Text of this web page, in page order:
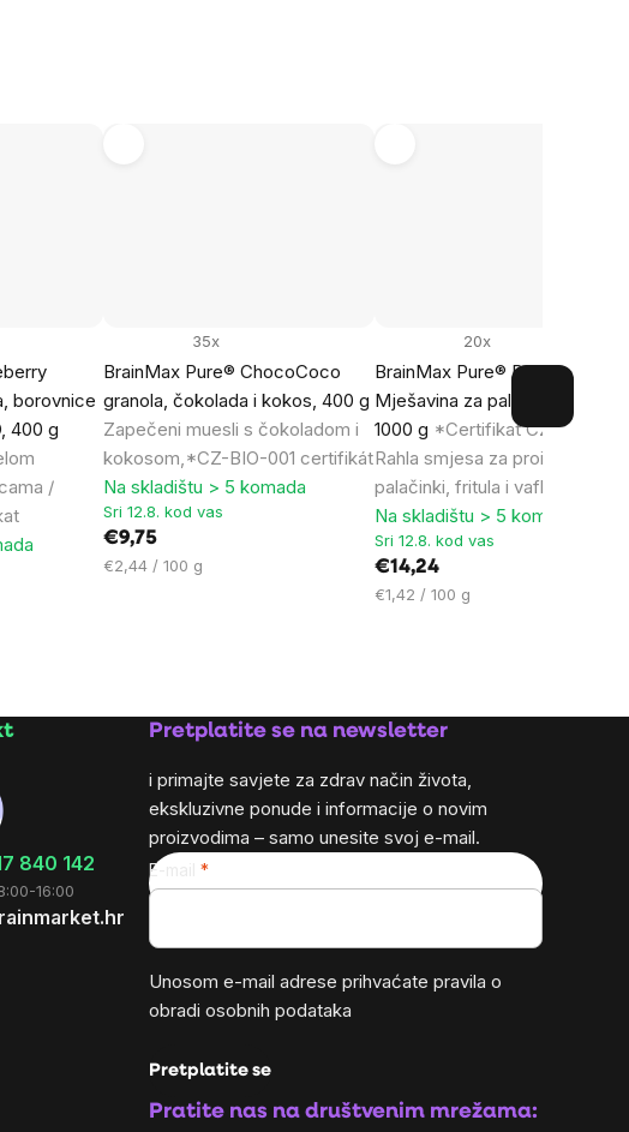
borovnice
400 g
/
BrainMax Pure® ChocoCoco
granola, čokolada i kokos, 400 g
Zapečeni muesli s čokoladom i
kokosom,*CZ-BIO-001 certifikát
35x
Na skladištu > 5 komada
Sri 12.8. kod vas
€9,75
Cijena
€2,44 / 100 g
BrainMax Pure® Pancake Mix,
Mješavina za palačinke, BIO,
1000 g *Certifikat CZ-BIO-001
Rahla smjesa za proizvodnju
palačinki, fritula i vafla
20x
Na skladištu > 5 komada
Sri 12.8. kod vas
€14,24
Cijena
€1,42 / 100 g
840 142
16:00
Pretplatite se na newsletter
i primajte savjete za zdrav način života,
ekskluzivne ponude i informacije o novim
proizvodima – samo unesite svoj e-mail.
E-mail
Unosom e-mail adrese prihvaćate pravila o
obradi osobnih podataka
Pretplatite se
Pratite nas na društvenim mrežama: